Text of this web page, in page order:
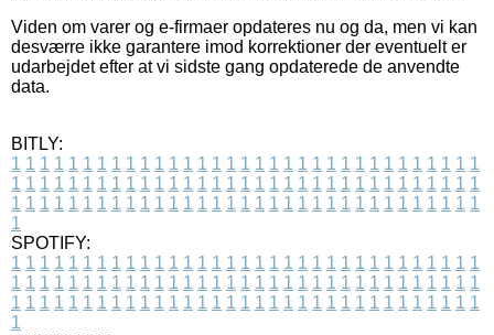
Viden om varer og e-firmaer opdateres nu og da, men vi kan
desværre ikke garantere imod korrektioner der eventuelt er
udarbejdet efter at vi sidste gang opdaterede de anvendte
data.
BITLY:
1 1 1 1 1 1 1 1 1 1 1 1 1 1 1 1 1 1 1 1 1 1 1 1 1 1 1 1 1 1 1 1 1
1 1 1 1 1 1 1 1 1 1 1 1 1 1 1 1 1 1 1 1 1 1 1 1 1 1 1 1 1 1 1 1 1
1 1 1 1 1 1 1 1 1 1 1 1 1 1 1 1 1 1 1 1 1 1 1 1 1 1 1 1 1 1 1 1 1
1
SPOTIFY:
1 1 1 1 1 1 1 1 1 1 1 1 1 1 1 1 1 1 1 1 1 1 1 1 1 1 1 1 1 1 1 1 1
1 1 1 1 1 1 1 1 1 1 1 1 1 1 1 1 1 1 1 1 1 1 1 1 1 1 1 1 1 1 1 1 1
1 1 1 1 1 1 1 1 1 1 1 1 1 1 1 1 1 1 1 1 1 1 1 1 1 1 1 1 1 1 1 1 1
1